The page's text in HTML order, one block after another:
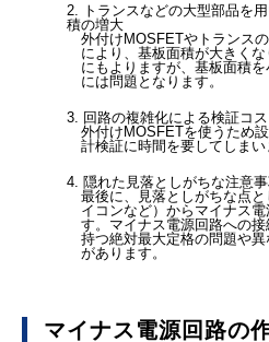
2. トランスなどの大型部品を
積の増大
外付けMOSFETやトランス
により、基板面積が大きく
にもよりますが、基板面積
には問題となります。
3. 回路の複雑化による検証コ
外付けMOSFETを使うため
計検証に時間を要してしまい
4. 隠れた見落としがちな注意
最後に、見落としがちな点
イコンなど）からマイナス
す。マイナス電源回路への
持つ絶対最大定格の問題や
があります。
マイナス電源回路の